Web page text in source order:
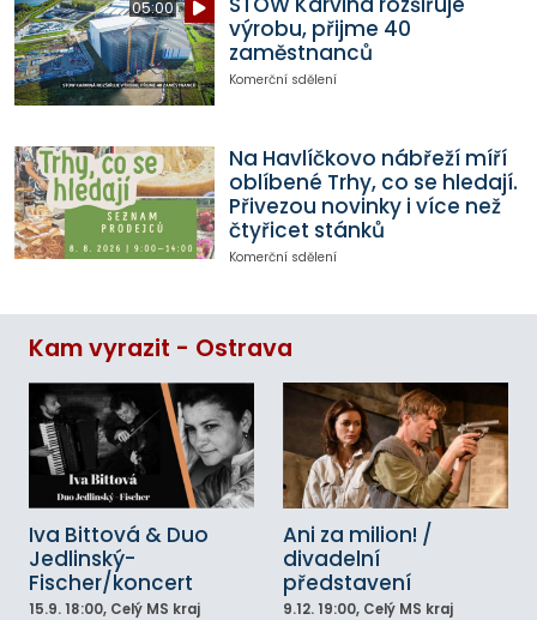
05:00
výrobu, přijme 40
zaměstnanců
Komerční sdělení
Na Havlíčkovo nábřeží míří
oblíbené Trhy, co se hledají.
Přivezou novinky i více než
čtyřicet stánků
Komerční sdělení
Kam vyrazit - Ostrava
Iva Bittová & Duo
Jedlinský-
Fischer/koncert
15.9. 18:00, Celý MS kraj
Ani za milion! /
divadelní
představení
9.12. 19:00, Celý MS kraj